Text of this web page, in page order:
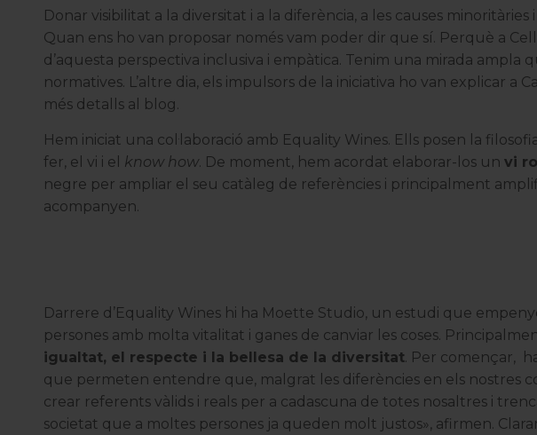
Donar visibilitat a la diversitat i a la diferència, a les causes minoritàries
Quan ens ho van proposar només vam poder dir que sí. Perquè a
d’aquesta perspectiva inclusiva i empàtica. Tenim una mirada ampla
normatives. L’altre dia, els impulsors de la iniciativa ho van explicar a
més detalls al blog.
Hem iniciat una col·laboració amb Equality Wines. Ells posen la
fer, el vi i el know how. De moment, hem acordat elaborar-los un vi
negre per ampliar el seu catàleg de referències i principalment
acompanyen.
Darrere d’Equality Wines hi ha Moette Studio, un estudi que
persones amb molta vitalitat i ganes de canviar les coses.
igualtat, el respecte i la bellesa de la diversitat. Per començar,
que permeten entendre que, malgrat les diferències en els nostres
crear referents vàlids i reals per a cadascuna de totes nosaltres i
societat que a moltes persones ja queden molt justos», afirmen.